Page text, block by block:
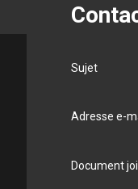
Sujet
Adresse e-
Document